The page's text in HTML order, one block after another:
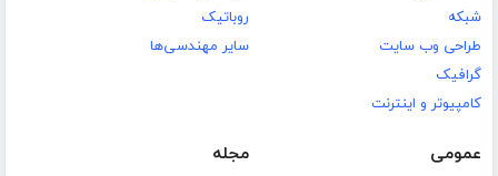
شبکه
طراحی وب سایت
گرافیک
کامپیوتر و اینترنت
روباتیک
سایر مهندسی‌ها
عمومی مجله